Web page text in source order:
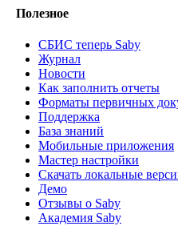
Полезное
СБИС теперь Saby
Журнал
Новости
Как заполнить отчеты
Форматы первичных
Поддержка
База знаний
Мобильные приложения
Мастер настройки
Скачать локальные
Демо
Отзывы о Saby
Академия Saby